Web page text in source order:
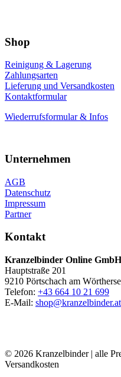
Shop
Reinigung & Lagerung
Zahlungsarten
Lieferung und Versandkosten
Kontaktformular
Wiederrufsformular & Infos
Unternehmen
AGB
Datenschutz
Impressum
Partner
Kontakt
Kranzelbinder Online GmbH
Hauptstraße 201
9210 Pörtschach am
Telefon: +43 664 10 21 699
E-Mail: shop@kranzelbinder.at
© 2026 Kranzelbinder | alle
Versandkosten